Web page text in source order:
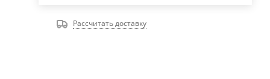
Рассчитать доставку